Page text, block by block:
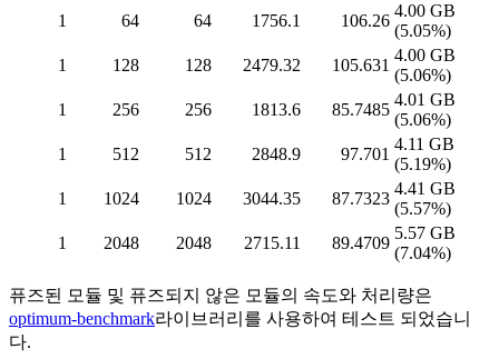
1
64 64 1756.1 106.26
4.00 GB
(5.05%)
1
128 128 2479.32 105.631
4.00 GB
(5.06%)
1
256 256 1813.6 85.7485
4.01 GB
(5.06%)
1
512 512 2848.9 97.701
4.11 GB
(5.19%)
1
1024 1024 3044.35 87.7323
4.41 GB
(5.57%)
1
2048 2048 2715.11 89.4709
5.57 GB
(7.04%)
퓨즈된 모듈 및 퓨즈되지 않은 모듈의 속도와 처리량은
optimum-benchmark라이브러리를 사용하여 테스트 되었습니
다.